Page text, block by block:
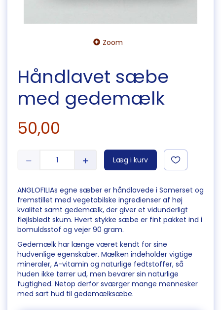
Zoom
Håndlavet sæbe
med gedemælk
50,00
Læg i kurv
ANGLOFILIAs egne sæber er håndlavede i Somerset og
fremstillet med vegetabilske ingredienser af høj
kvalitet samt gedemælk, der giver et vidunderligt
fløjlsblødt skum. Hvert stykke sæbe er fint pakket ind i
bomuldsstof og vejer 90 gram.
Gedemælk har længe været kendt for sine
hudvenlige egenskaber. Mælken indeholder vigtige
mineraler, A-vitamin og naturlige fedtstoffer, så
huden ikke tørrer ud, men bevarer sin naturlige
fugtighed. Netop derfor sværger mange mennesker
med sart hud til gedemælksæbe.